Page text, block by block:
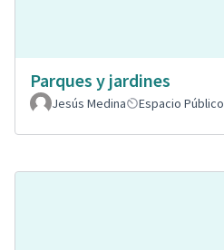
Parques y jardines
Jesús Medina
Espacio Público